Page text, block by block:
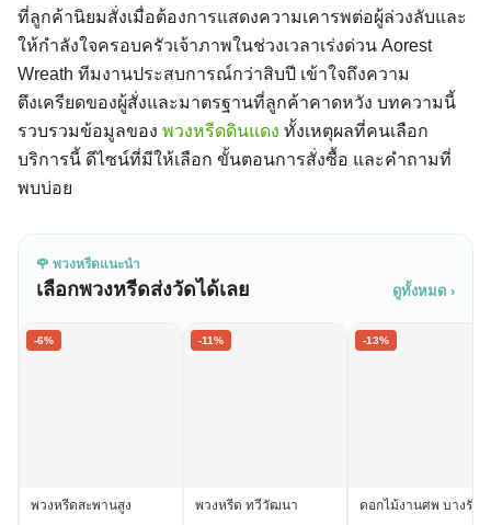
ที่ลูกค้านิยมสั่งเมื่อต้องการแสดงความเคารพต่อผู้ล่วงลับและ
ให้กำลังใจครอบครัวเจ้าภาพในช่วงเวลาเร่งด่วน Aorest
Wreath ทีมงานประสบการณ์กว่าสิบปี เข้าใจถึงความ
ตึงเครียดของผู้สั่งและมาตรฐานที่ลูกค้าคาดหวัง บทความนี้
รวบรวมข้อมูลของ พวงหรีดดินแดง ทั้งเหตุผลที่คนเลือก
บริการนี้ ดีไซน์ที่มีให้เลือก ขั้นตอนการสั่งซื้อ และคำถามที่
พบบ่อย
🌹 พวงหรีดแนะนำ
เลือกพวงหรีดส่งวัดได้เลย ดูทั้งหมด ›
-6%
พวงหรีดสะพานสูง
-11%
พวงหรีด ทวีวัฒนา
-13%
ดอกไม้งานศพ บางรัก